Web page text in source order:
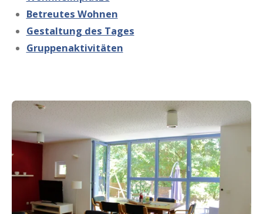
Betreutes Wohnen
Gestaltung des Tages
Gruppenaktivitäten